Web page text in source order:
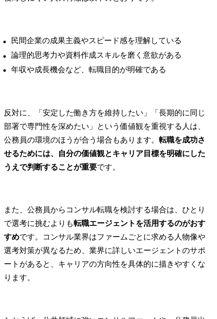
プランニングから実行支
源・組織変
用・データ
スタマーフ
となる従業
る多様なス
ーのチェン
ト推進・体
日々の関係
モデルの構
定事業運営
全体変革推
ド・マーケ
立案・実行
民間企業の成果主義やスピード感を理解している
論理的思考力や資料作成スキルを磨く意欲がある
年収や成長機会など、転職目的が明確である
反対に、「安定した働き方を維持したい」「長期的に同じ
部署で専門性を深めたい」という価値観を重視する人は、
公務員の環境のほうが合う場合もあります。 転職を成功さ
せるためには、自分の価値観とキャリア目標を明確にした
うえで判断することが重要です。
また、公務員からコンサル転職を検討する場合は、ひとり
で選考に挑むよりも転職エージェントを活用するのがおす
すめです。コンサル業界はファームごとに求める人物像や
選考対策が異なるため、業界に詳しいエージェントのサポ
ートがあると、キャリアの方向性を具体的に描きやすくな
ります。